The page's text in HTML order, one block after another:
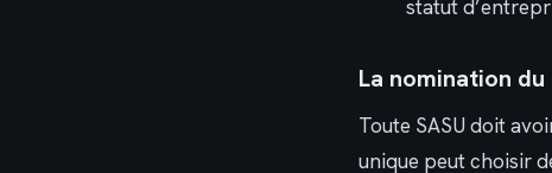
statut
La nomination
Toute SASU doit
unique peut choisir